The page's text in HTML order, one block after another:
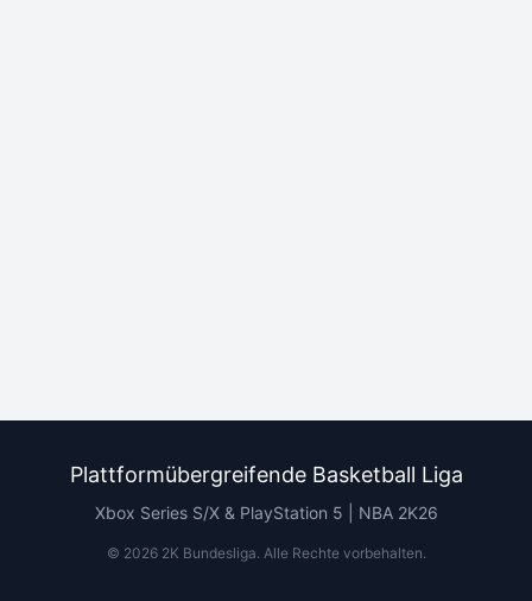
Plattformübergreifende Basketball Liga
Xbox Series S/X & PlayStation 5 | NBA 2K26
© 20262K Bundesliga. Alle Rechte vorbehalten.